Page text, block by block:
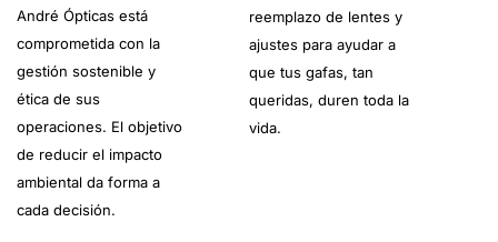
André Ópticas está
comprometida con la
gestión sostenible y
ética de sus
operaciones. El objetivo
de reducir el impacto
ambiental da forma a
cada decisión.
reemplazo de lentes y
ajustes para ayudar a
que tus gafas, tan
queridas, duren toda la
vida.